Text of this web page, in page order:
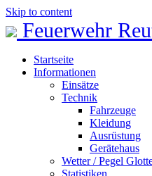
Skip to content
Feuerwehr
Startseite
Informationen
Einsätze
Technik
Fahrzeuge
Kleidung
Ausrüstung
Gerätehaus
Wetter / Pegel
Statistiken